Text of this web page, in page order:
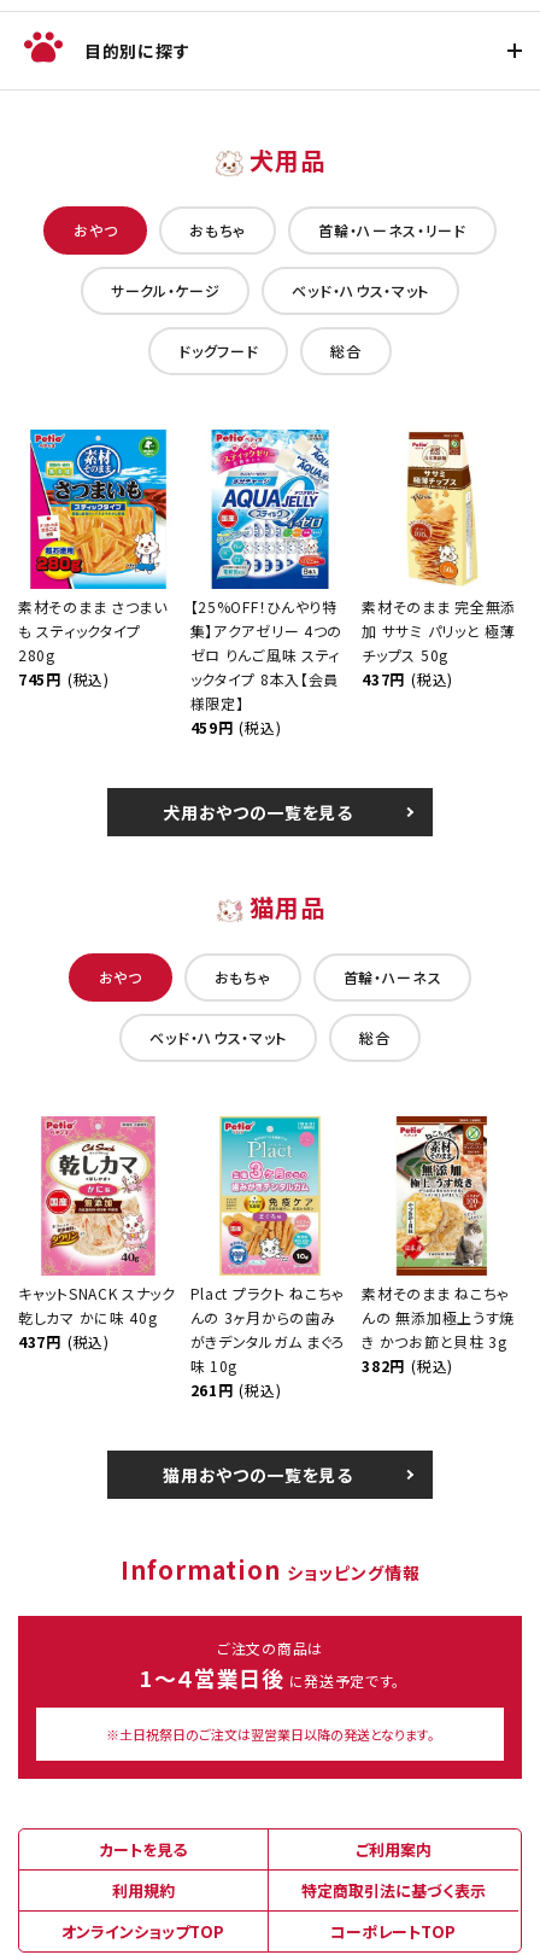
目的別に探す
犬用品
おやつ おもちゃ 首輪・ハーネス・リード
サークル・ケージ ベッド・ハウス・マット
ドッグフード 総合
素材そのまま さつまい
も スティックタイプ
280g
745円 (税込)
【25%OFF！ひんやり特
集】アクアゼリー 4つの
ゼロ りんご風味 スティ
ックタイプ 8本入【会員
様限定】
459円 (税込)
素材そのまま 完全無添
加 ササミ パリッと 極薄
チップス 50g
437円 (税込)
犬用おやつの一覧を見る
猫用品
おやつ おもちゃ 首輪・ハーネス
ベッド・ハウス・マット 総合
キャットSNACK スナック
乾しカマ かに味 40g
437円 (税込)
Plact プラクト ねこちゃ
んの 3ヶ月からの歯み
がきデンタルガム まぐろ
味 10g
261円 (税込)
素材そのまま ねこちゃ
んの 無添加極上うす焼
き かつお節と貝柱 3g
382円 (税込)
猫用おやつの一覧を見る
Information ショッピング情報
ご注文の商品は
1～４営業日後 に発送予定です。
※土日祝祭日のご注文は翌営業日以降の発送となります。
カートを見る
ご利用案内
利用規約
特定商取引法に基づく表示
オンラインショップTOP
コーポレートTOP